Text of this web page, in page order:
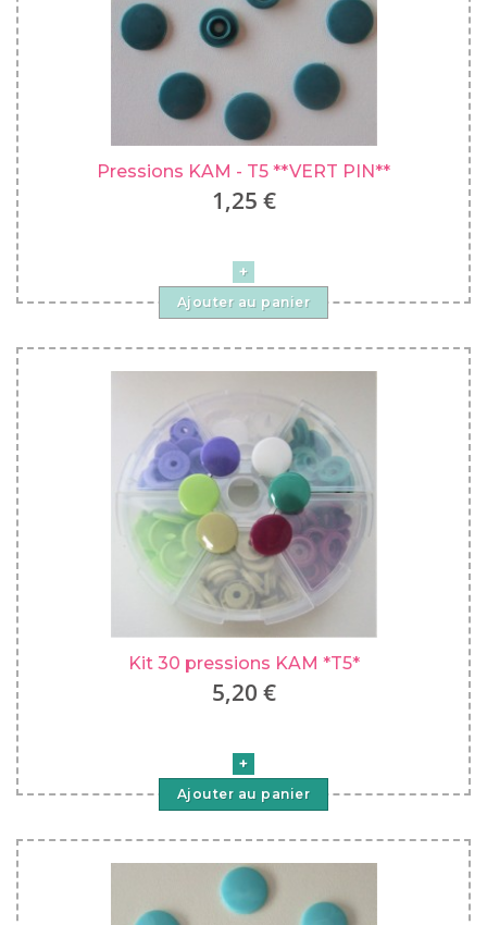
Pressions KAM - T5 **VERT PIN**
1,25 €
Ajouter au panier
Kit 30 pressions KAM *T5*
5,20 €
Ajouter au panier